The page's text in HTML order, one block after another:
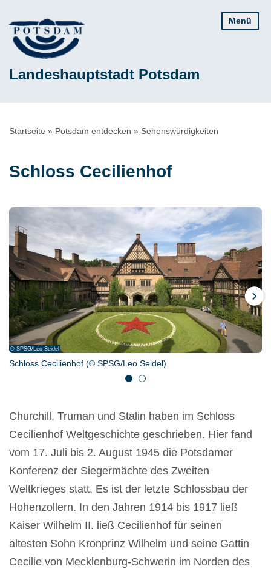
zum
Inhalt
Landeshauptstadt Potsdam
Menü
Pfadnavigation
Startseite Potsdam entdecken Sehenswürdigkeiten
Schloss Cecilienhof
© SPSG/Leo Seidel
Schloss Cecilienhof (© SPSG/Leo Seidel)
© SPSG/Wolfgang Pfauder
Schloss Cecilienhof, Konferenzraum 9 (©SPSG/Wolfgang
Weiter
1
Churchill, Truman und Stalin haben im Schloss
Cecilienhof Weltgeschichte geschrieben. Hier fand
vom 17. Juli bis 2. August 1945 die Potsdamer
Konferenz der Siegermächte des Zweiten
Weltkrieges statt. Es ist der letzte Schlossbau der
Hohenzollern. In den Jahren 1914 bis 1917 ließ
Kaiser Wilhelm II. ließ Cecilienhof für seinen
ältesten Sohn Kronprinz Wilhelm und seine Gattin
Cecilie von Mecklenburg-Schwerin im Norden des